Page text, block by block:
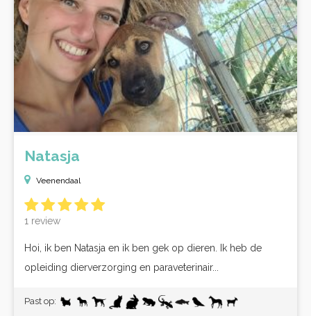
Natasja
Veenendaal
1 review
Hoi, ik ben Natasja en ik ben gek op dieren. Ik heb de
opleiding dierverzorging en paraveterinair...
Past op: